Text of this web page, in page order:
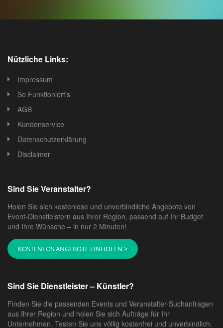
Nützliche Links:
Impressum
So Funktioniert's
AGB
Kundenservice
Datenschutzerklärung
Disclaimer
Sind Sie Veranstalter?
Holen Sie sich kostenlose und unverbindliche Angebote von
Event-Dienstleistern aus Ihrer Region, passend auf Ihr Budget
und Ihre Wünsche – in nur 2 Minuten!
KOSTENLOS ANGEBOTE EINHOLEN >
Sind Sie Dienstleister – Künstler?
Finden Sie die passenden Events und Veranstalter-Suchanfragen
aus Ihrer Region und holen Sie sich Aufträge für Ihr
Unternehmen. Testen Sie uns völlig kostenfrei und unverbindlich.